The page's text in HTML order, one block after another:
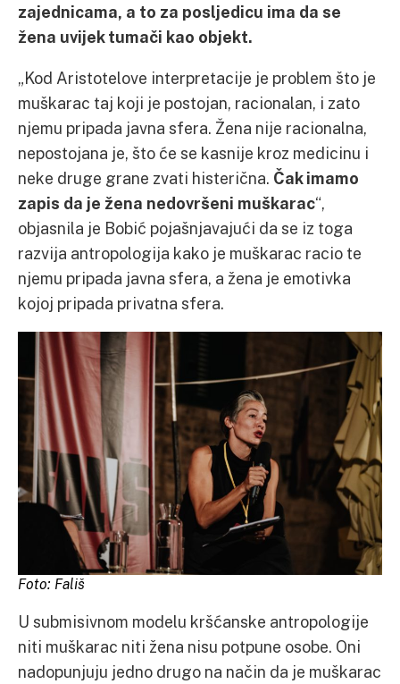
zajednicama, a to za posljedicu ima da se
žena uvijek tumači kao objekt.
„Kod Aristotelove interpretacije je problem što je
muškarac taj koji je postojan, racionalan, i zato
njemu pripada javna sfera. Žena nije racionalna,
nepostojana je, što će se kasnije kroz medicinu i
neke druge grane zvati histerična. Čak imamo
zapis da je žena nedovršeni muškarac“,
objasnila je Bobić pojašnjavajući da se iz toga
razvija antropologija kako je muškarac racio te
njemu pripada javna sfera, a žena je emotivka
kojoj pripada privatna sfera.
Foto: Fališ
U submisivnom modelu kršćanske antropologije
niti muškarac niti žena nisu potpune osobe. Oni
nadopunjuju jedno drugo na način da je muškarac